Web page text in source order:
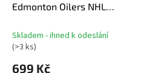
Edmonton Oilers NHL
Skladem - ihned k odeslání
(>3 ks)
699 Kč